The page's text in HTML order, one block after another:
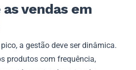
vendas em
a gestão deve ser dinâmica.
produtos com frequência,